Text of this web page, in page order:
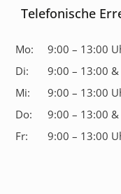
Telefonische
Mo:
9:00 – 13:00
Di:
9:00 – 13:00
Mi:
9:00 – 13:00
Do:
9:00 – 13:00
Fr:
9:00 – 13:00